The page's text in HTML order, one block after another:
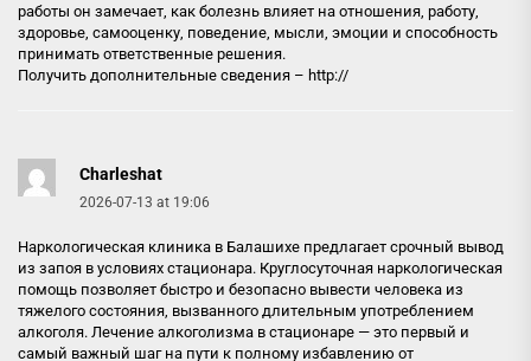
работы он замечает, как болезнь влияет на отношения, работу,
здоровье, самооценку, поведение, мысли, эмоции и способность
принимать ответственные решения.
Получить дополнительные сведения – http://
Charleshat
2026-07-13 at 19:06
Наркологическая клиника в Балашихе предлагает срочный вывод
из запоя в условиях стационара. Круглосуточная наркологическая
помощь позволяет быстро и безопасно вывести человека из
тяжелого состояния, вызванного длительным употреблением
алкоголя. Лечение алкоголизма в стационаре — это первый и
самый важный шаг на пути к полному избавлению от